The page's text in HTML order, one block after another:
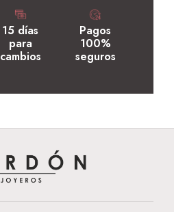
15 días
para
cambios
Pagos
100%
seguros